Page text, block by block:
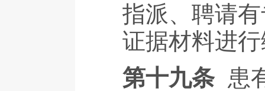
指派、聘请
证据材料进
第十九条 患